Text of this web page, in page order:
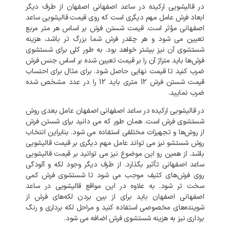
در قالیشویی ارکیده در ساعد اصفهانی اصفهان از طرف دیگر
ابعاد فرش عامل مهم دیگری است که روی قیمت قالیشویی ساعد
اصفهانی مؤثر است.قیمت شستن فرش بر اساس هر متر مربع
تعیین می شود و هر چقدر فرش شما بزرگ تر باشد، هزینه
شستشوی آن نیز بیشتر خواهد بود. به طور کلی برای شستشوی
فرش‌ها باید متراژآن را بر قیمت تعیین شده بر اساس جنس فرش
ضرب کنید تا قیمت نهایی حاصل شود. برای مثال برای احتساب
قیمت شستن فرش متری باید12 را در عدد مشخص شده
ضرب نمایید.
در قالیشویی ارکیده در ساعد اصفهانی اصفهان عامل بعدی روش
شستشوی فرش است.همان طور که می دانید برای شستن فرش
از روش‌ها و تجهیزات مختلفی استفاده می شود. بنابراین انتخاب
روش شستشو نیز می تواند عامل مهم دیگری بر قیمت قالیشویی
باشد. از همین رو این موضوع نیز می توانید بر قیمت قالیشویی
ساعد اصفهانی تأثیر بگذارد. از طرف دیگر وجود لکه و آلودگی
روی فرش‌های کثیف موجب می شود تا شستشوی فرش کمی
سخت تر شود. به علاوه در این مواقع قالیشویی در ساعد
اصفهانی اصفهان باید برای از بین بردن لکه‌های فرش از
شوینده‌های مخصوصی استفاده کنید و مراحل لکه برداری و رنگ
برداری نیز به هزینه شستشوی فرش اضافه می شود.